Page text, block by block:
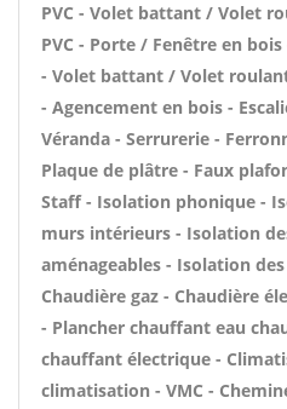
PVC - Volet battant / Volet
PVC - Porte / Fenêtre en
- Volet battant / Volet
- Agencement en bois -
Véranda - Serrurerie -
Plaque de plâtre - Faux
Staff - Isolation phonique -
murs intérieurs - Isolation
aménageables - Isolation
Chaudière gaz - Chaudière
- Plancher chauffant eau
chauffant électrique -
climatisation - VMC -